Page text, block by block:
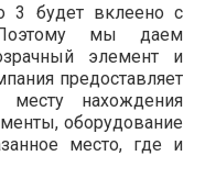
3 будет вклеено с
Поэтому мы даем
элемент и
предоставляет
месту нахождения
оборудование
место, где и